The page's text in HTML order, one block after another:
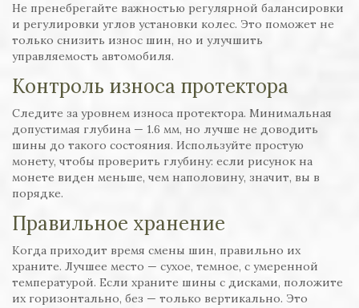
Не пренебрегайте важностью регулярной балансировки
и регулировки углов установки колес. Это поможет не
только снизить износ шин, но и улучшить
управляемость автомобиля.
Контроль износа протектора
Следите за уровнем износа протектора. Минимальная
допустимая глубина — 1.6 мм, но лучше не доводить
шины до такого состояния. Используйте простую
монету, чтобы проверить глубину: если рисунок на
монете виден меньше, чем наполовину, значит, вы в
порядке.
Правильное хранение
Когда приходит время смены шин, правильно их
храните. Лучшее место — сухое, темное, с умеренной
температурой. Если храните шины с дисками, положите
их горизонтально, без — только вертикально. Это